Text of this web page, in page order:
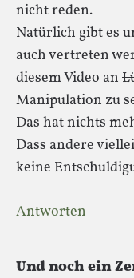
nicht reden.
Natürlich gibt es
auch vertreten
diesem Video an
Manipulation zu
Das hat nichts
Dass andere
keine
Antworten
Und noch ein